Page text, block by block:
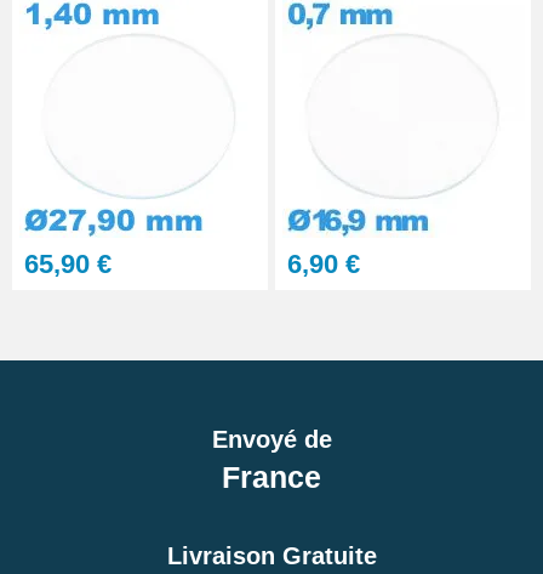
65,90 € 6,90 €
Envoyé de
France
Livraison Gratuite